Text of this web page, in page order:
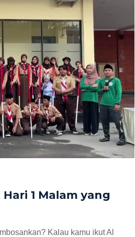
1 Malam yang
Kalau kamu ikut Al